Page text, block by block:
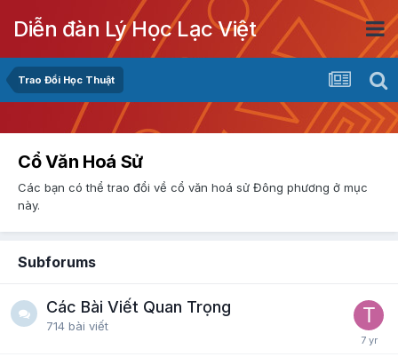
Diễn đàn Lý Học Lạc Việt
Trao Đổi Học Thuật
Cổ Văn Hoá Sử
Các bạn có thể trao đổi về cổ văn hoá sử Đông phương ở mục
này.
Subforums
Các Bài Viết Quan Trọng
714 bài viết